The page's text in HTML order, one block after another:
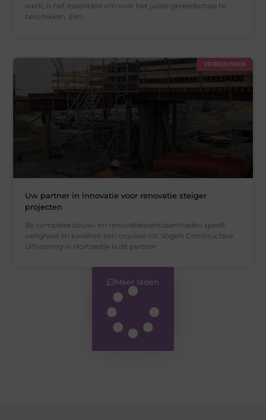
werk, is het essentieel om over het juiste gereedschap te
beschikken. Een
VERBOUWEN
Uw partner in innovatie voor renovatie steiger
projecten
Bij complexe bouw- en renovatiewerkzaamheden speelt
veiligheid en kwaliteit een cruciale rol. Vogels Constructeur
Uitvoering in Hortsedijk is dé partner
Meer laden